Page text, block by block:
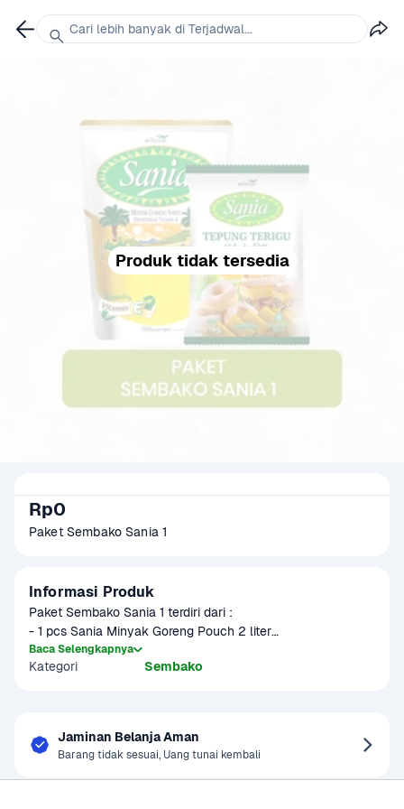
Produk tidak tersedia
Rp0
Paket Sembako Sania 1
Informasi Produk
Paket Sembako Sania 1 terdiri dari :
- 1 pcs Sania Minyak Goreng Pouch 2 liter
- 1 pcs Sania Tepung Terigu 1 kg
Baca Selengkapnya
Kategori Sembako
Jaminan Belanja Aman
Barang tidak sesuai, Uang tunai kembali
Cari lebih banyak di Terjadwal...